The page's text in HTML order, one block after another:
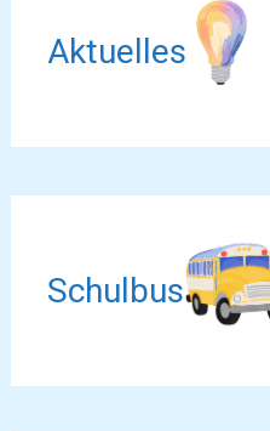
Aktuelles
Schulbus